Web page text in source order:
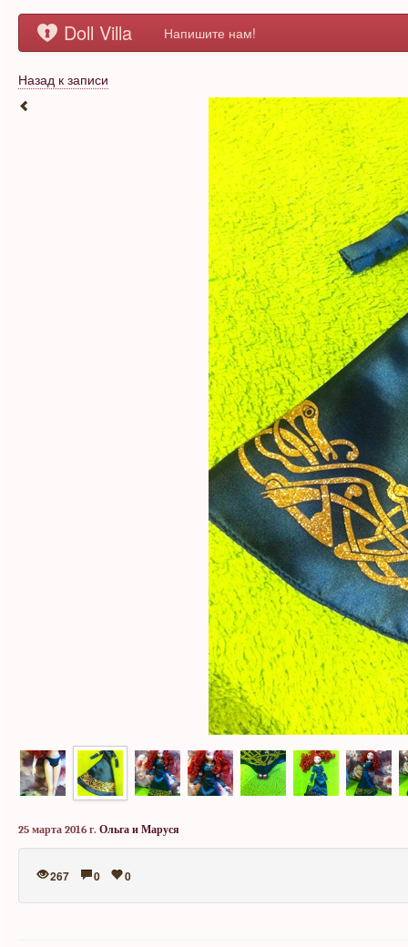
Doll Villa Напишите нам!
Назад к записи
25 марта 2016 г. Ольга и Маруся
267 0 0